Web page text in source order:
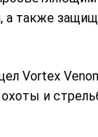
а также
Vortex
и